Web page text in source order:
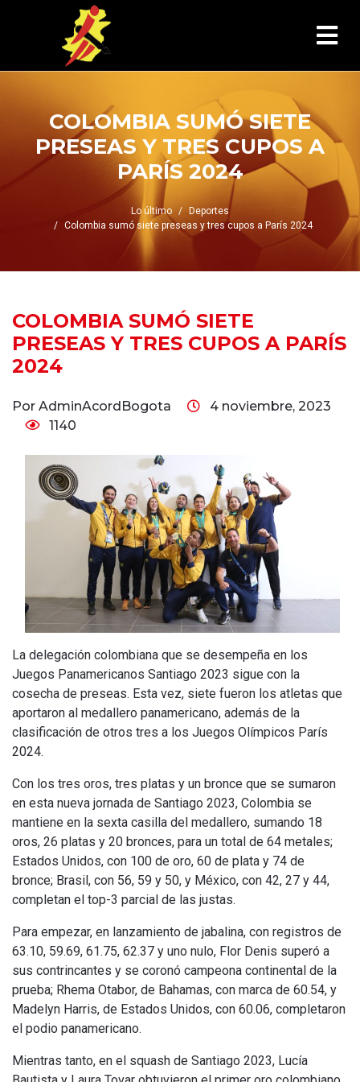
COLOMBIA SUMÓ SIETE
PRESEAS Y TRES CUPOS A
PARÍS 2024
Lo último
Deportes
Colombia sumó siete preseas y tres cupos a París 2024
COLOMBIA SUMÓ SIETE
PRESEAS Y TRES CUPOS A PARÍS
2024
Por AdminAcordBogota
4 noviembre, 2023
1140
La delegación colombiana que se desempeña en los
Juegos Panamericanos Santiago 2023 sigue con la
cosecha de preseas. Esta vez, siete fueron los atletas que
aportaron al medallero panamericano, además de la
clasificación de otros tres a los Juegos Olímpicos París
2024.
Con los tres oros, tres platas y un bronce que se sumaron
en esta nueva jornada de Santiago 2023, Colombia se
mantiene en la sexta casilla del medallero, sumando 18
oros, 26 platas y 20 bronces, para un total de 64 metales;
Estados Unidos, con 100 de oro, 60 de plata y 74 de
bronce; Brasil, con 56, 59 y 50, y México, con 42, 27 y 44,
completan el top-3 parcial de las justas.
Para empezar, en lanzamiento de jabalina, con registros de
63.10, 59.69, 61.75, 62.37 y uno nulo, Flor Denis superó a
sus contrincantes y se coronó campeona continental de la
prueba; Rhema Otabor, de Bahamas, con marca de 60.54, y
Madelyn Harris, de Estados Unidos, con 60.06, completaron
el podio panamericano.
Mientras tanto, en el squash de Santiago 2023, Lucía